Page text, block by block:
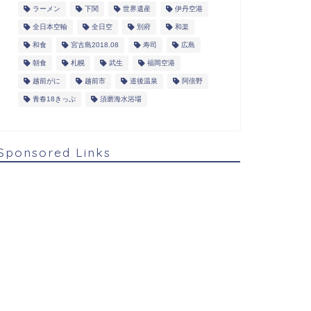
ラーメン 下関 世界遺産 伊丹空港
全日本空輸 全日空 別府 和楽
和食 宮古島2018.08 寿司 広島
朝食 札幌 武生 福岡空港
越前がに 越前市 道後温泉 阿倍野
青春18きっぷ 須磨海水浴場
Links